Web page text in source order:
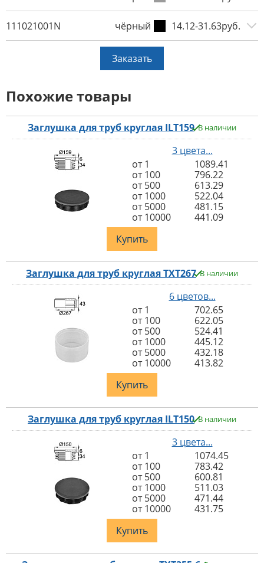
111021001N чёрный 14.12-31.63руб.
Заказать
Похожие товары
Заглушка для труб круглая ILT159 В наличии
3 цвета...
от 1
1089.41
от 100
796.22
от 500
613.29
от 1000
522.04
от 5000
481.15
от 10000
441.09
Купить
Заглушка для труб круглая TXT267 В наличии
6 цветов...
от 1
702.65
от 100
622.05
от 500
524.41
от 1000
445.12
от 5000
432.18
от 10000
413.82
Купить
Заглушка для труб круглая ILT150 В наличии
3 цвета...
от 1
1074.45
от 100
783.42
от 500
600.81
от 1000
511.03
от 5000
471.44
от 10000
431.75
Купить